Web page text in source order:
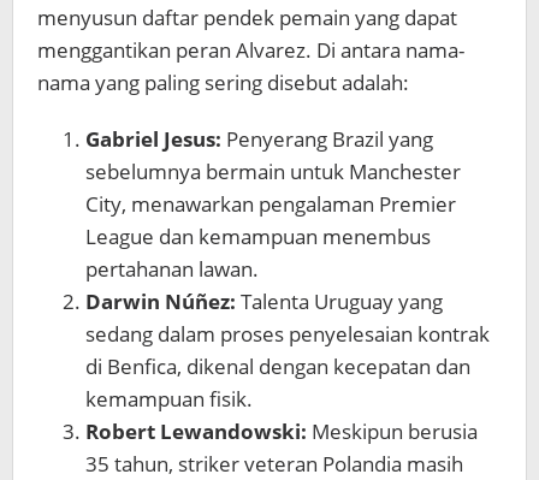
menyusun daftar pendek pemain yang dapat
menggantikan peran Alvarez. Di antara nama-
nama yang paling sering disebut adalah:
Gabriel Jesus: Penyerang Brazil yang
sebelumnya bermain untuk Manchester
City, menawarkan pengalaman Premier
League dan kemampuan menembus
pertahanan lawan.
Darwin Núñez: Talenta Uruguay yang
sedang dalam proses penyelesaian kontrak
di Benfica, dikenal dengan kecepatan dan
kemampuan fisik.
Robert Lewandowski: Meskipun berusia
35 tahun, striker veteran Polandia masih